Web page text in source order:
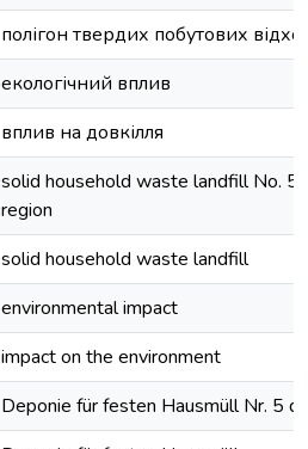
полігон твердих побутових
екологічний вплив
вплив на довкілля
solid household waste landfill No. 5
region
solid household waste landfill
environmental impact
impact on the environment
Deponie für festen Hausmüll Nr. 5